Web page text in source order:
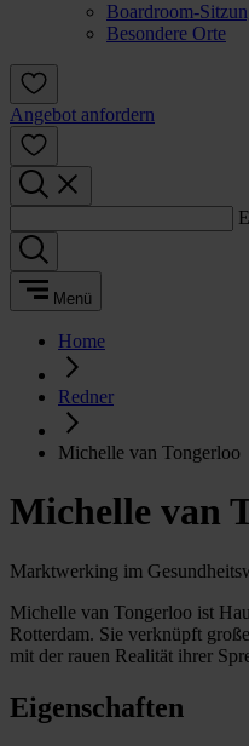
Boardroom-
Besondere Orte
Angebot anfordern
Menü
Home
Redner
Michelle van Tongerloo
Michelle van
Marktwerking im
Michelle van Tongerloo ist
Rotterdam. Sie verknüpft
mit der rauen Realität ihrer
Eigenschaften